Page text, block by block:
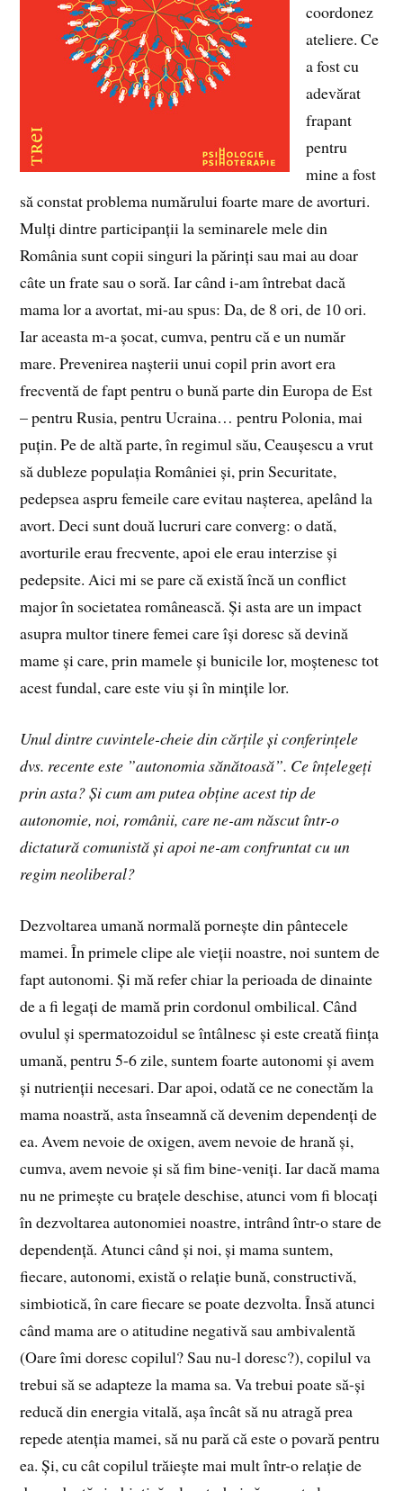
coordonez
ateliere. Ce
a fost cu
adevărat
frapant
pentru
mine a fost
să constat problema numărului foarte mare de avorturi.
Mulți dintre participanții la seminarele mele din
România sunt copii singuri la părinți sau mai au doar
câte un frate sau o soră. Iar când i-am întrebat dacă
mama lor a avortat, mi-au spus: Da, de 8 ori, de 10 ori.
Iar aceasta m-a șocat, cumva, pentru că e un număr
mare. Prevenirea nașterii unui copil prin avort era
frecventă de fapt pentru o bună parte din Europa de Est
– pentru Rusia, pentru Ucraina… pentru Polonia, mai
puțin. Pe de altă parte, în regimul său, Ceaușescu a vrut
să dubleze populația României și, prin Securitate,
pedepsea aspru femeile care evitau nașterea, apelând la
avort. Deci sunt două lucruri care converg: o dată,
avorturile erau frecvente, apoi ele erau interzise și
pedepsite. Aici mi se pare că există încă un conflict
major în societatea românească. Și asta are un impact
asupra multor tinere femei care își doresc să devină
mame și care, prin mamele și bunicile lor, moștenesc tot
acest fundal, care este viu și în mințile lor.
Unul dintre cuvintele-cheie din cărțile și conferințele
dvs. recente este ”autonomia sănătoasă”. Ce înțelegeți
prin asta? Și cum am putea obține acest tip de
autonomie, noi, românii, care ne-am născut într-o
dictatură comunistă și apoi ne-am confruntat cu un
regim neoliberal?
Dezvoltarea umană normală pornește din pântecele
mamei. În primele clipe ale vieții noastre, noi suntem de
fapt autonomi. Și mă refer chiar la perioada de dinainte
de a fi legați de mamă prin cordonul ombilical. Când
ovulul și spermatozoidul se întâlnesc și este creată ființa
umană, pentru 5-6 zile, suntem foarte autonomi și avem
și nutrienții necesari. Dar apoi, odată ce ne conectăm la
mama noastră, asta înseamnă că devenim dependenți de
ea. Avem nevoie de oxigen, avem nevoie de hrană și,
cumva, avem nevoie și să fim bine-veniți. Iar dacă mama
nu ne primește cu brațele deschise, atunci vom fi blocați
în dezvoltarea autonomiei noastre, intrând într-o stare de
dependență. Atunci când și noi, și mama suntem,
fiecare, autonomi, există o relație bună, constructivă,
simbiotică, în care fiecare se poate dezvolta. Însă atunci
când mama are o atitudine negativă sau ambivalentă
(Oare îmi doresc copilul? Sau nu-l doresc?), copilul va
trebui să se adapteze la mama sa. Va trebui poate să-și
reducă din energia vitală, așa încât să nu atragă prea
repede atenția mamei, să nu pară că este o povară pentru
ea. Și, cu cât copilul trăiește mai mult într-o relație de